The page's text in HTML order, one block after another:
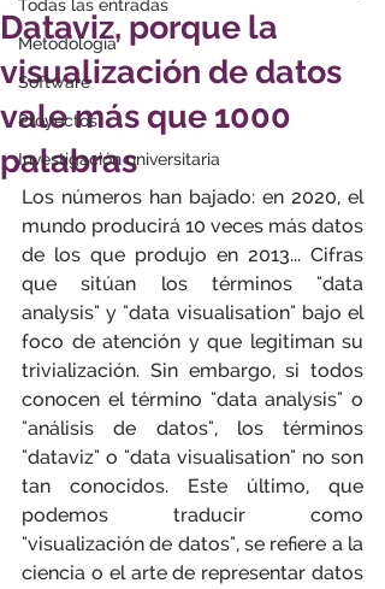
Todas las entradas
Metodología
Software
Proyectos
Investigación universitaria
Dataviz, porque la
visualización de datos
vale más que 1000
palabras
Los números han bajado: en 2020, el
mundo producirá 10 veces más datos
de los que produjo en 2013... Cifras
que sitúan los términos "data
analysis" y "data visualisation" bajo el
foco de atención y que legitiman su
trivialización. Sin embargo, si todos
conocen el término "data analysis" o
"análisis de datos", los términos
"dataviz" o "data visualisation" no son
tan conocidos. Este último, que
podemos traducir como
"visualización de datos", se refiere a la
ciencia o el arte de representar datos